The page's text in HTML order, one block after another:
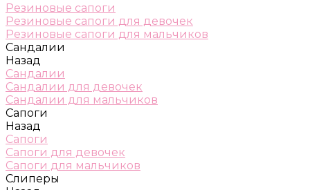
Резиновые сапоги
Резиновые сапоги для девочек
Резиновые сапоги для мальчиков
Сандалии
Назад
Сандалии
Сандалии для девочек
Сандалии для мальчиков
Сапоги
Назад
Сапоги
Сапоги для девочек
Сапоги для мальчиков
Слиперы